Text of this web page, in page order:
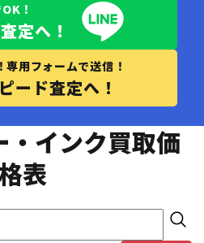
！
定へ！
専用フォームで送信！
ード査定へ！
・インク買取価
表